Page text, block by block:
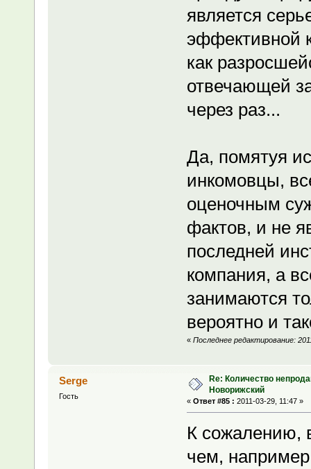
является
эффективной
как
отвечающей
через раз...
Да, помятуя
инкомовцы,
оценочным
фактов, и не
последней
компания, а
занимаются
вероятно и
« Последнее редактирование:
Serge
Гость
Re: Количество
Новорижский
« Ответ #85 : 2011-03-29, 11:47 »
К сожалению,
чем,